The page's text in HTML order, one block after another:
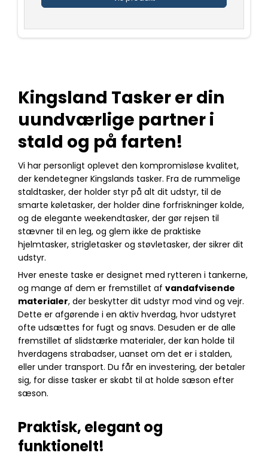
Kingsland Tasker er din
uundværlige partner i
stald og på farten!
Vi har personligt oplevet den kompromisløse kvalitet,
der kendetegner Kingslands tasker. Fra de rummelige
staldtasker, der holder styr på alt dit udstyr, til de
smarte køletasker, der holder dine forfriskninger kolde,
og de elegante weekendtasker, der gør rejsen til
stævner til en leg, og glem ikke de praktiske
hjelmtasker, strigletasker og støvletasker, der sikrer dit
udstyr.
Hver eneste taske er designet med rytteren i tankerne,
og mange af dem er fremstillet af vandafvisende
materialer, der beskytter dit udstyr mod vind og vejr.
Dette er afgørende i en aktiv hverdag, hvor udstyret
ofte udsættes for fugt og snavs. Desuden er de alle
fremstillet af slidstærke materialer, der kan holde til
hverdagens strabadser, uanset om det er i stalden,
eller under transport. Du får en investering, der betaler
sig, for disse tasker er skabt til at holde sæson efter
sæson.
Praktisk, elegant og
funktionelt!